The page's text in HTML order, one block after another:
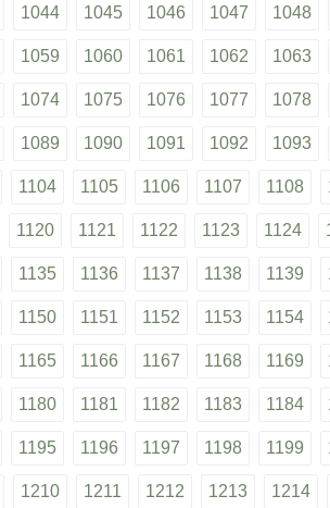
1044 1045 1046 1047 1048
1059 1060 1061 1062 1063
1074 1075 1076 1077 1078
1089 1090 1091 1092 1093
1104 1105 1106 1107 1108
1120 1121 1122 1123 1124
1135 1136 1137 1138 1139
1150 1151 1152 1153 1154
1165 1166 1167 1168 1169
1180 1181 1182 1183 1184
1195 1196 1197 1198 1199
1210 1211 1212 1213 1214